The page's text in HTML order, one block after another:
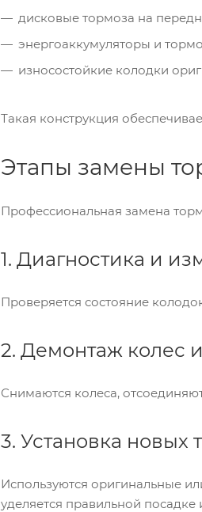
дисковые тормоза на
энергоаккумуляторы и
износостойкие колодки
Такая конструкция
Этапы замены
Профессиональная замена
1. Диагностика и
Проверяется состояние
2. Демонтаж колес
Снимаются колеса,
3. Установка новых
Используются оригинальные
уделяется правильной